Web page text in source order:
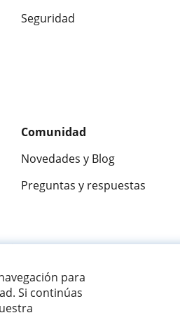
para
Si continúas
Seguridad
Comunidad
Novedades y Blog
Preguntas y respuestas